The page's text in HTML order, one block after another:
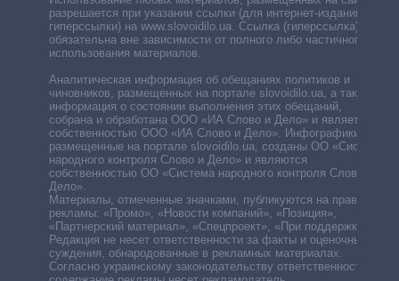
разрешается при указании ссылки (для интернет-изданий —
гиперссылки) на www.slovoidilo.ua. Ссылка (гиперссылка)
обязательна вне зависимости от полного либо частичного
использования материалов.
Аналитическая информация об обещаниях политиков и
чиновников, размещенных на портале slovoidilo.ua, а также
информация о состоянии выполнения этих обещаний,
собрана и обработана ООО «ИА Слово и Дело» и является
собственностью ООО «ИА Слово и Дело». Инфографики,
размещенные на портале slovoidilo.ua, созданы ОО «Система
народного контроля Слово и Дело» и являются
собственностью ОО «Система народного контроля Слово и
Дело».
Материалы, отмеченные значками, публикуются на правах
рекламы: «Промо», «Новости компаний», «Позиция»,
«Партнерский материал», «Спецпроект», «При поддержке».
Редакция не несет ответственности за факты и оценочные
суждения, обнародованные в рекламных материалах.
Согласно украинскому законодательству ответственность за